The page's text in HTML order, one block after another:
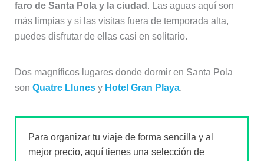
faro de Santa Pola y la ciudad . Las aguas aquí son
más limpias y si las visitas fuera de temporada alta,
puedes disfrutar de ellas casi en solitario.
Dos magníficos lugares donde dormir en Santa Pola
son Quatre Llunesy Hotel Gran Playa.
Para organizar tu viaje de forma sencilla y al
mejor precio, aquí tienes una selección de